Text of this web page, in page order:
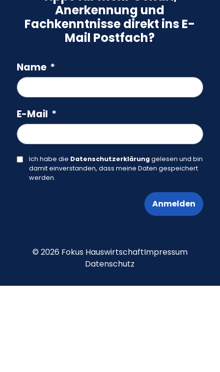
Anerkennung und
Fachkenntnisse direkt ins E-
Mail Postfach?
Name
E-Mail
Ich habe die Datenschutzerklärunggelesen und bin
damit einverstanden, dass meine Daten gespeichert
werden.
Anmelden
© 2026 Fokus HauswirtschaftImpressum
Datenschutz